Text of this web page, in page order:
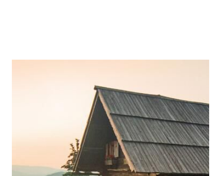
Zur Wunschliste hinzufügen
VonAndreas Pittler